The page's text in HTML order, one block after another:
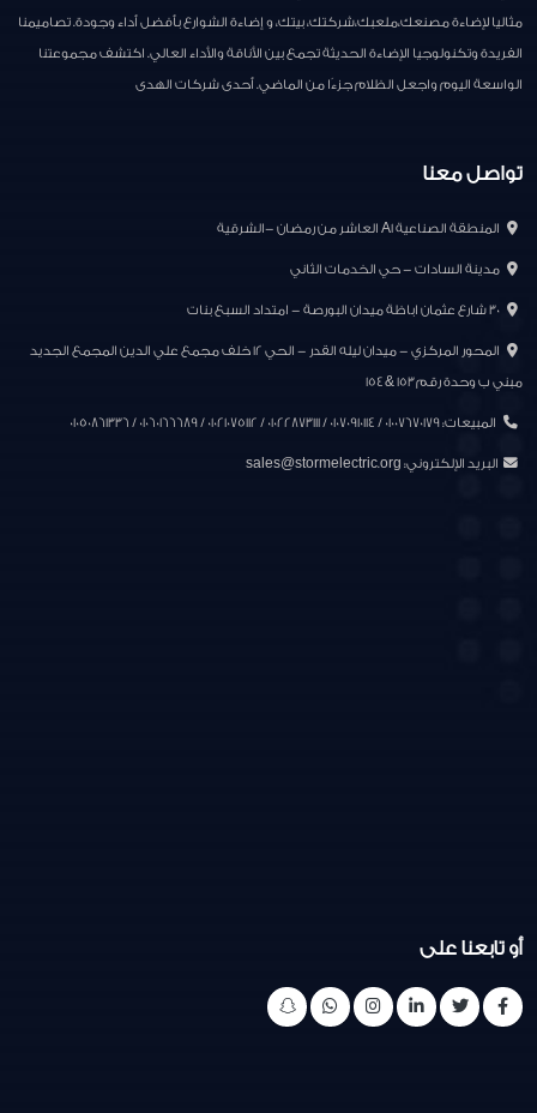
مثاليا لإضاءة مصنعك،ملعبك،شركتك، بيتك، و إضاءة الشوارع بأفضل أداء وجودة. تصاميمنا
الفريدة وتكنولوجيا الإضاءة الحديثة تجمع بين الأناقة والأداء العالي. اكتشف مجموعتنا
الواسعة اليوم واجعل الظلام جزءًا من الماضي. أحدى شركات الهدى
تواصل معنا
المنطقة الصناعية A1 العاشر من رمضان -الشرقية
مدينة السادات - حي الخدمات الثاني
المحور المركزي - ميدان ليله القدر - الحي ١٢ خلف مجمع علي الدين المجمع الجديد
مبني ب وحدة رقم ١٥٣ & ١٥٤
المبيعات: 01007670179 / 01070910114 / 01022873111 / 01021075112 / 01060166689 / 01050861336
البريد الإلكتروني: sales@stormelectric.org
أو تابعنا على